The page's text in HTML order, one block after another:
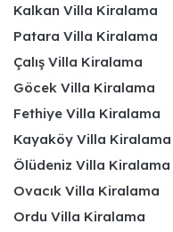
Kalkan Villa Kiralama
Patara Villa Kiralama
Çalış Villa Kiralama
Göcek Villa Kiralama
Fethiye Villa Kiralama
Kayaköy Villa Kiralama
Ölüdeniz Villa Kiralama
Ovacık Villa Kiralama
Ordu Villa Kiralama